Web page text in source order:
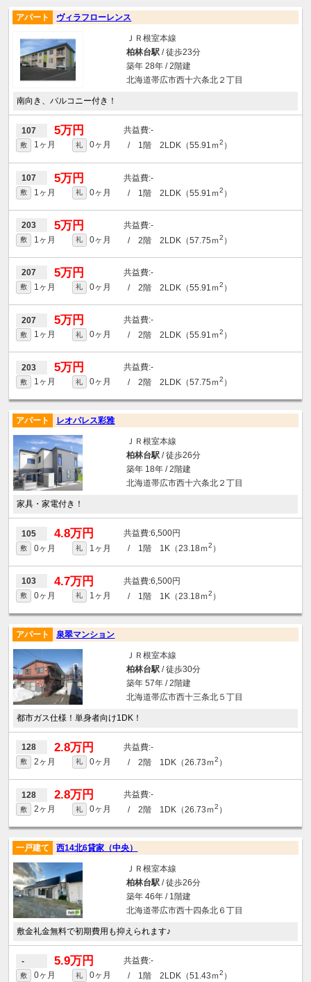
アパート ヴィラフローレンス
ＪＲ根室本線
柏林台駅/ 徒歩23分
築年 28年 / 2階建
北海道帯広市西十六条北２丁目
南向き、バルコニー付き！
107 5万円 -
敷 1ヶ月 礼 0ヶ月 / 1階 2LDK（55.91ｍ2 ）
107 5万円 -
敷 1ヶ月 礼 0ヶ月 / 1階 2LDK（55.91ｍ2 ）
203 5万円 -
敷 1ヶ月 礼 0ヶ月 / 2階 2LDK（57.75ｍ2 ）
207 5万円 -
敷 1ヶ月 礼 0ヶ月 / 2階 2LDK（55.91ｍ2 ）
207 5万円 -
敷 1ヶ月 礼 0ヶ月 / 2階 2LDK（55.91ｍ2 ）
203 5万円 -
敷 1ヶ月 礼 0ヶ月 / 2階 2LDK（57.75ｍ2 ）
アパート レオパレス彩雅
ＪＲ根室本線
柏林台駅/ 徒歩26分
築年 18年 / 2階建
北海道帯広市西十六条北２丁目
家具・家電付き！
105 4.8万円 6,500円
敷 0ヶ月 礼 1ヶ月 / 1階 1K（23.18ｍ2 ）
103 4.7万円 6,500円
敷 0ヶ月 礼 1ヶ月 / 1階 1K（23.18ｍ2 ）
アパート 泉翠マンション
ＪＲ根室本線
柏林台駅/ 徒歩30分
築年 57年 / 2階建
北海道帯広市西十三条北５丁目
都市ガス仕様！単身者向け1DK！
128 2.8万円 -
敷 2ヶ月 礼 0ヶ月 / 2階 1DK（26.73ｍ2 ）
128 2.8万円 -
敷 2ヶ月 礼 0ヶ月 / 2階 1DK（26.73ｍ2 ）
一戸建て 西14北6貸家（中央）
ＪＲ根室本線
柏林台駅/ 徒歩26分
築年 46年 / 1階建
北海道帯広市西十四条北６丁目
敷金礼金無料で初期費用も抑えられます♪
- 5.9万円 -
敷 0ヶ月 礼 0ヶ月 / 1階 2LDK（51.43ｍ2 ）